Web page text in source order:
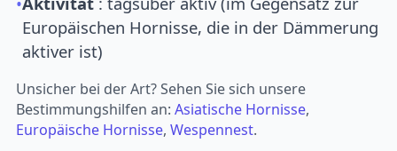
Europäischen Hornisse, die in der Dämmerung
aktiver ist)
Unsicher bei der Art? Sehen Sie sich unsere
Bestimmungshilfen an:Asiatische Hornisse,
Europäische Hornisse,Wespennest.